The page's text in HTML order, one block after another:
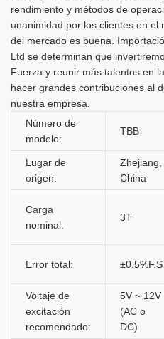
rendimiento y métodos de
unanimidad por los clientes en el
del mercado es buena.
Ltd se determinan que
Fuerza y ​​reunir más talentos en
hacer grandes contribuciones al
nuestra empresa.
Número de
modelo:
TBB
Lugar de
origen:
Zhejiang,
China
Carga
nominal:
3T
Error total: ±0.5%F.S
Voltaje de
excitación
recomendado:
5V ~ 12V
(AC o
DC)